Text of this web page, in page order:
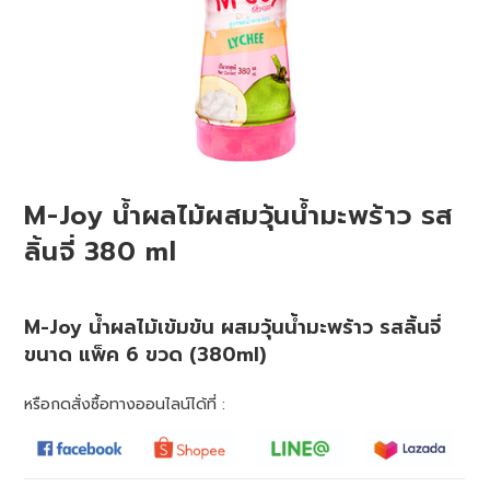
M-Joy น้ำผลไม้ผสมวุ้นน้ำมะพร้าว รส
ลิ้นจี่ 380 ml
M-Joy น้ำผลไม้เข้มข้น ผสมวุ้นน้ำมะพร้าว รสลิ้นจี่
ขนาด แพ็ค 6 ขวด (380ml)
หรือกดสั่งซื้อทางออนไลน์ได้ที่ :